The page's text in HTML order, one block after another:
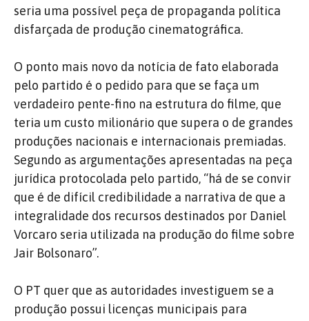
seria uma possível peça de propaganda política
disfarçada de produção cinematográfica.
O ponto mais novo da notícia de fato elaborada
pelo partido é o pedido para que se faça um
verdadeiro pente-fino na estrutura do filme, que
teria um custo milionário que supera o de grandes
produções nacionais e internacionais premiadas.
Segundo as argumentações apresentadas na peça
jurídica protocolada pelo partido, “há de se convir
que é de difícil credibilidade a narrativa de que a
integralidade dos recursos destinados por Daniel
Vorcaro seria utilizada na produção do filme sobre
Jair Bolsonaro”.
O PT quer que as autoridades investiguem se a
produção possui licenças municipais para